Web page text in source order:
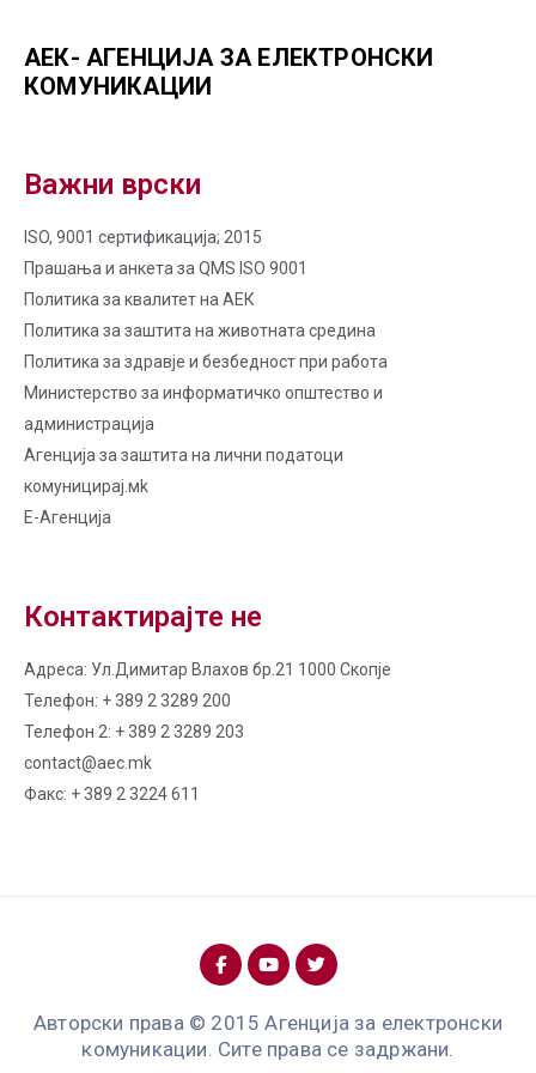
АЕК- АГЕНЦИЈА ЗА ЕЛЕКТРОНСКИ
КОМУНИКАЦИИ
Важни врски
ISO, 9001 сертификација; 2015
Прашања и анкета за QMS ISO 9001
Политика за квалитет на AЕК
Политика за заштита на животната средина
Политика за здравје и безбедност при работа
Министерство за информатичко општество и
администрација
Агенција за заштита на лични податоци
комуницирај.мk
Е-Агенција
Контактирајте не
Адреса: Ул.Димитар Влахов бр.21 1000 Скопје
Телефон: + 389 2 3289 200
Телефон 2: + 389 2 3289 203
contact@aec.mk
Факс: + 389 2 3224 611
Авторски права © 2015 Агенција за електронски
комуникации. Сите права се задржани.